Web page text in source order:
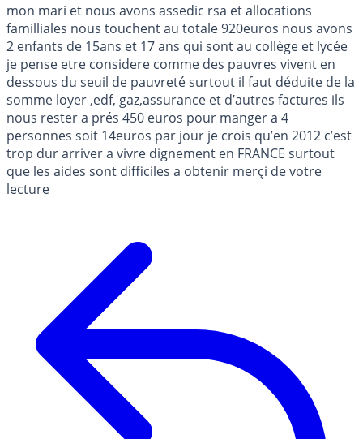
mon mari et nous avons assedic rsa et allocations
familliales nous touchent au totale 920euros nous avons
2 enfants de 15ans et 17 ans qui sont au collège et lycée
je pense etre considere comme des pauvres vivent en
dessous du seuil de pauvreté surtout il faut déduite de la
somme loyer ,edf, gaz,assurance et d’autres factures ils
nous rester a prés 450 euros pour manger a 4
personnes soit 14euros par jour je crois qu’en 2012 c’est
trop dur arriver a vivre dignement en FRANCE surtout
que les aides sont difficiles a obtenir merçi de votre
lecture